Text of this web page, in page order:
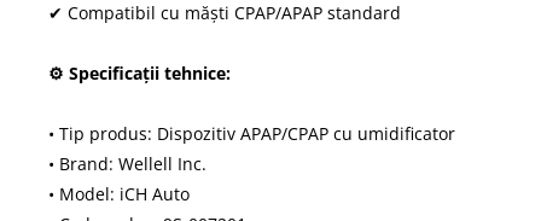
✔ Compatibil cu măști CPAP/APAP standard
⚙ Specificații tehnice:
• Tip produs: Dispozitiv APAP/CPAP cu umidificator
• Brand: Wellell Inc.
• Model: iCH Auto